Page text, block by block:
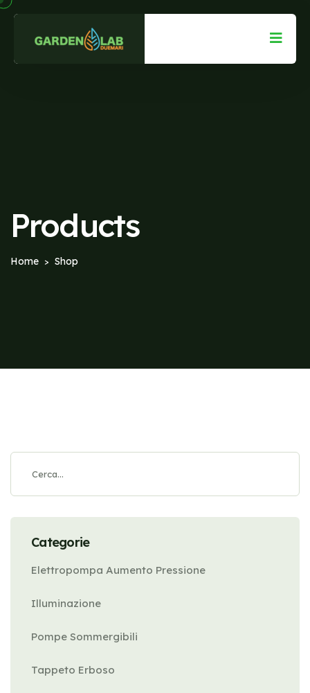
Products
Home > Shop
Categorie
Elettropompa Aumento Pressione
Illuminazione
Pompe Sommergibili
Tappeto Erboso